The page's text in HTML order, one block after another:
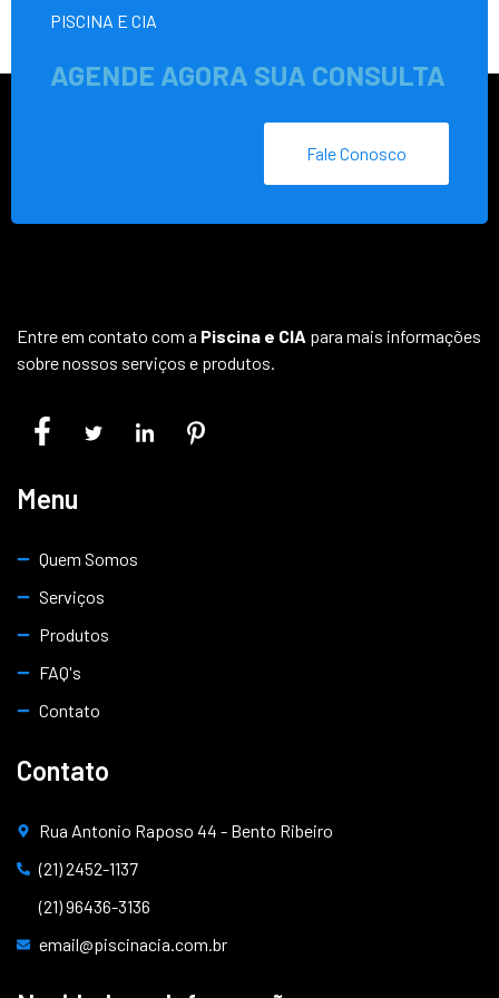
PISCINA E CIA
AGENDE AGORA SUA CONSULTA
Fale Conosco
Entre em contato com a Piscina e CIA para mais informações
sobre nossos serviços e produtos.
Menu
Quem Somos
Serviços
Produtos
FAQ's
Contato
Contato
Rua Antonio Raposo 44 - Bento Ribeiro
(21) 2452-1137
(21) 96436-3136
email@piscinacia.com.br